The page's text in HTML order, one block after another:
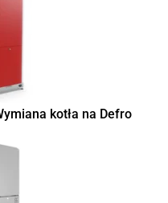
kotła na Defro